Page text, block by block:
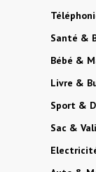
Santé &
Bébé &
Livre &
Sport &
Sac &